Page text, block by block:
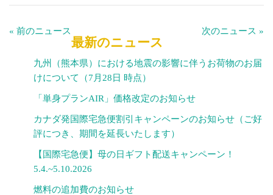
« 前のニュース 次のニュース »
最新のニュース
九州（熊本県）における地震の影響に伴うお荷物のお届
けについて（7月28日 時点）
「単身プランAIR」価格改定のお知らせ
カナダ発国際宅急便割引キャンペーンのお知らせ（ご好
評につき、期間を延長いたします）
【国際宅急便】母の日ギフト配送キャンペーン！
5.4.~5.10.2026
燃料の追加費のお知らせ